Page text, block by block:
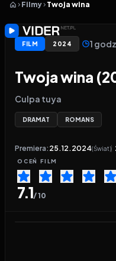
Filmy Twoja wina
FILM 2024 1
Twoja wina
Culpa tuya
DRAMAT ROMANS
Premiera: 25.12.2024(Świat)
OCEŃ FILM
7.1/ 10